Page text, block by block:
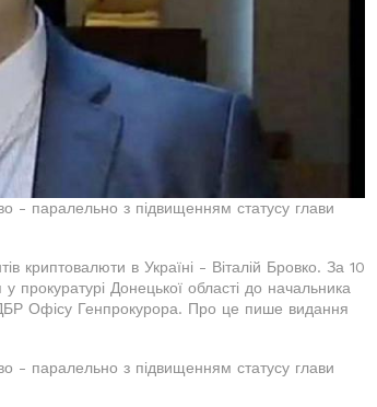
- паралельно з підвищенням статусу глави
криптовалюти в Україні - Віталій Бровко. За 10
прокуратурі Донецької області до начальника
Офісу Генпрокурора. Про це пише видання
- паралельно з підвищенням статусу глави